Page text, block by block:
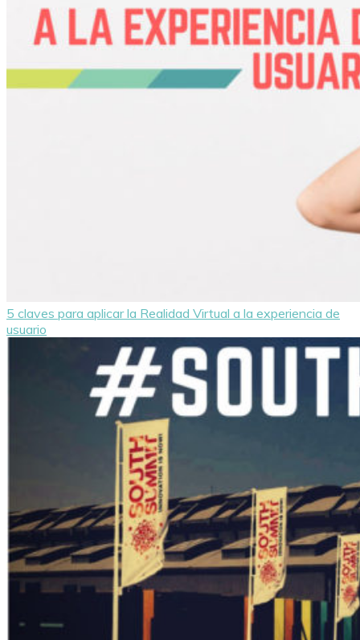
5 claves para aplicar la Realidad Virtual a la experiencia de
usuario